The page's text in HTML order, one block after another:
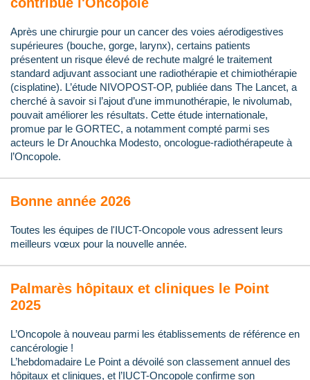
Après une chirurgie pour un cancer des voies aérodigestives
supérieures (bouche, gorge, larynx), certains patients
présentent un risque élevé de rechute malgré le traitement
standard adjuvant associant une radiothérapie et chimiothérapie
(cisplatine). L’étude NIVOPOST-OP, publiée dans The Lancet, a
cherché à savoir si l’ajout d’une immunothérapie, le nivolumab,
pouvait améliorer les résultats. Cette étude internationale,
promue par le GORTEC, a notamment compté parmi ses
acteurs le Dr Anouchka Modesto, oncologue-radiothérapeute à
l’Oncopole.
Bonne année 2026
Toutes les équipes de l'IUCT-Oncopole vous adressent leurs
meilleurs vœux pour la nouvelle année.
Palmarès hôpitaux et cliniques le Point
2025
L’Oncopole à nouveau parmi les établissements de référence en
cancérologie !
L’hebdomadaire Le Point a dévoilé son classement annuel des
hôpitaux et cliniques, et l’IUCT-Oncopole confirme son